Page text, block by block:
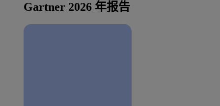
Gartner 2026 年报告